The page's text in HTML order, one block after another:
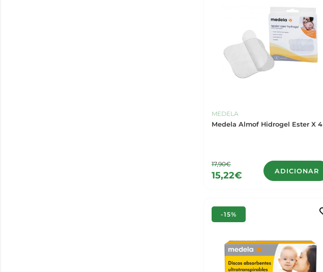
MEDELA
Medela Almof Hidrogel Ester X 4
17,90€
15,22€ ADICIONAR
-15%